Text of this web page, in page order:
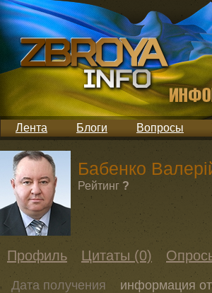
Лента Блоги Вопросы
Бабенко
Рейтинг ?
Профиль Цитаты (0)
Дата получения
информация